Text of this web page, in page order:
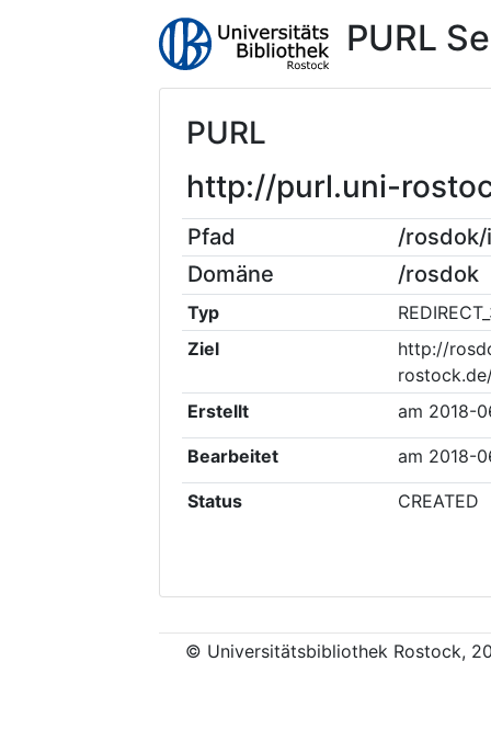
PURL
PURL
http://purl.uni-
Pfad
/
Domäne
/rosdok
Typ
Ziel
http://
Erstellt
am 2018-
Bearbeitet am 2018-
Status CREATED
© Universitätsbibliothek Rostock,